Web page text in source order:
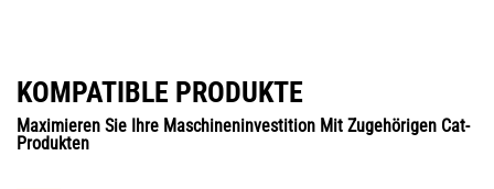
KOMPATIBLE PRODUKTE
Maximieren Sie Ihre Maschineninvestition Mit Zugehörigen Cat-
Produkten